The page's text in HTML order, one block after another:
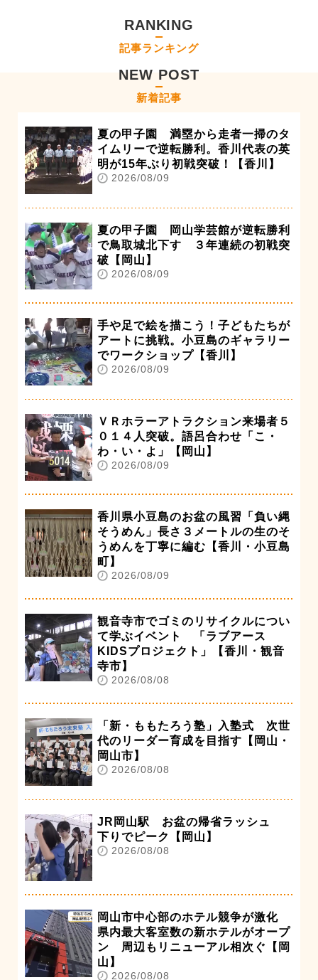
RANKING
記事ランキング
NEW POST
新着記事
夏の甲子園 満塁から走者一掃のタ
イムリーで逆転勝利。香川代表の英
明が15年ぶり初戦突破！【香川】
2026/08/09
夏の甲子園 岡山学芸館が逆転勝利
で鳥取城北下す ３年連続の初戦突
破【岡山】
2026/08/09
手や足で絵を描こう！子どもたちが
アートに挑戦。小豆島のギャラリー
でワークショップ【香川】
2026/08/09
ＶＲホラーアトラクション来場者５
０１４人突破。語呂合わせ「こ・
わ・い・よ」【岡山】
2026/08/09
香川県小豆島のお盆の風習「負い縄
そうめん」長さ３メートルの生のそ
うめんを丁寧に編む【香川・小豆島
町】
2026/08/09
観音寺市でゴミのリサイクルについ
て学ぶイベント 「ラブアース
KIDSプロジェクト」【香川・観音
寺市】
2026/08/08
「新・ももたろう塾」入塾式 次世
代のリーダー育成を目指す【岡山・
岡山市】
2026/08/08
JR岡山駅 お盆の帰省ラッシュ
下りでピーク【岡山】
2026/08/08
岡山市中心部のホテル競争が激化
県内最大客室数の新ホテルがオープ
ン 周辺もリニューアル相次ぐ【岡
山】
2026/08/08